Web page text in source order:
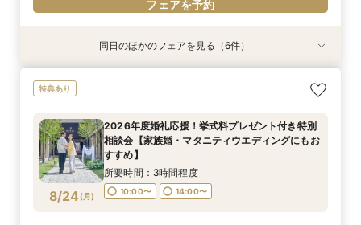
フェアを予約
8/23(日)
2026年度婚礼応援！挙式料プレゼント付き特別
相談会【家族婚・マタニティウエディングにもお
所要時間：3時間程度
10:00〜
フェアを予約
8/23(日)
【約60分】クイック見学会♪2つのチャペル見比
9:00〜
10:00〜
14:00〜
フェアを予約
8/23(日)
【軽井沢 神前式相談フェア】水辺の独立型神殿
10:00〜 14:00〜
フェアを予約
8/23(日)
【オンライン】映像でチャペル・会場見学＆見積
10:00〜
11:00〜
14:00〜
フェアを予約
8/23(日)
【品川サロン他】全国サロンでリゾート挙式相談
コンシェルジュデスク
所要時間：2時間程度
11:00〜
12:00〜
13:00〜
14:00〜
特典あり
8/23(日)
＼1件目来館特典／軽井沢リゾ婚ダンドリ相談×館
所要時間：4時間程度
8:50〜
13:50〜
14:00〜
同日のほかのフェアを見る（6件）
特典あり
8/24 (月)
2026年度婚礼応援！挙式料プレゼント付き特別
相談会【家族婚・マタニティウエディングにもお
すすめ】
所要時間：3時間程度
10:00〜 14:00〜